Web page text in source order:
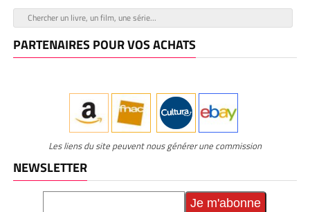
PARTENAIRES POUR VOS ACHATS
Les liens du site peuvent nous générer une commission
NEWSLETTER